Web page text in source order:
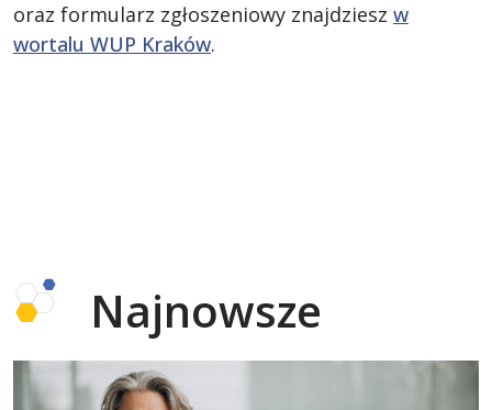
oraz formularz zgłoszeniowy znajdziesz w
wortalu WUP Kraków.
Najnowsze